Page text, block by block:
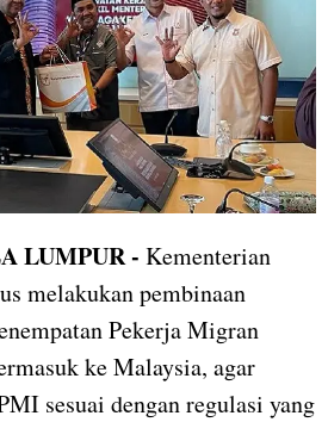
LUMPUR- Kementerian
melakukan pembinaan
Pekerja Migran
ke Malaysia, agar
sesuai dengan regulasi yang